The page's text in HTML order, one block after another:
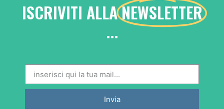
ISCRIVITI ALLANEWSLETTER
...
Invia